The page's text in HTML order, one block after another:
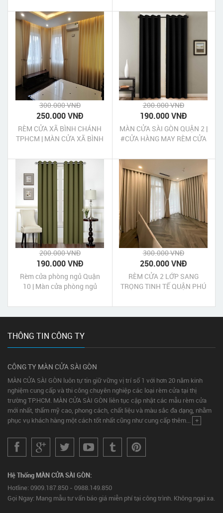
300.000 VNĐ
250.000 VNĐ
RÈM CỬA XÃ BÌNH CHÁNH
TPHCM | MÀN CỬA XÃ BÌNH
200.000 VNĐ
190.000 VNĐ
MÀN CỬA SÀI GÒN QUẬN 2 |
#CỬA HÀNG MAY RÈM CỬA
200.000 VNĐ
190.000 VNĐ
Rèm cửa phòng ngủ Quận
10 | Màn cửa phòng ngủ
300.000 VNĐ
250.000 VNĐ
RÈM CỬA 2 LỚP SANG
TRỌNG TINH TẾ QUẬN PHÚ
THÔNG TIN CÔNG TY
CÔNG TY MÀN CỬA SÀI GÒN
MÀN CỬA SÀI GÒN luôn tự tin giữ vững vị trí số 1 với hơn 20 năm kinh
nghiệm cung cấp và thi công chuyên nghiệp các loại rèm cửa tại thị
trường TP.HCM. MÀN CỬA SÀI GÒN liên tục cập nhật các mẫu rèm cửa
mới nhất, thẩm mỹ cao, phong cách, chất liệu và màu sắc đa dạng, nhằm
phục vụ khách hàng một cách tốt nhất cũng như cung cấp thêm...
+
Hệ Thống MÀN CỬA SÀI GÒN:
Hotline: 0909.187.850 - 0988.149.850
Gọi Ngay: Mang mẫu tư vấn báo giá miễn phí tại công trình. Không ngại xa.